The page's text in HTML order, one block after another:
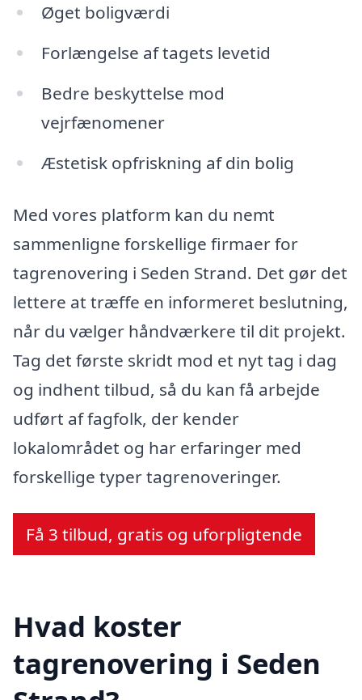
Øget boligværdi
Forlængelse af tagets levetid
Bedre beskyttelse mod
vejrfænomener
Æstetisk opfriskning af din bolig
Med vores platform kan du nemt
sammenligne forskellige firmaer for
tagrenovering i Seden Strand. Det gør det
lettere at træffe en informeret beslutning,
når du vælger håndværkere til dit projekt.
Tag det første skridt mod et nyt tag i dag
og indhent tilbud, så du kan få arbejde
udført af fagfolk, der kender
lokalområdet og har erfaringer med
forskellige typer tagrenoveringer.
Få 3 tilbud, gratis og uforpligtende
Hvad koster
tagrenovering i Seden